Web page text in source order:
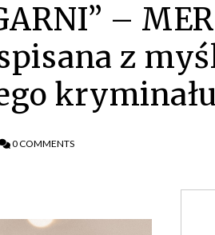
–
z
0 COMMENTS